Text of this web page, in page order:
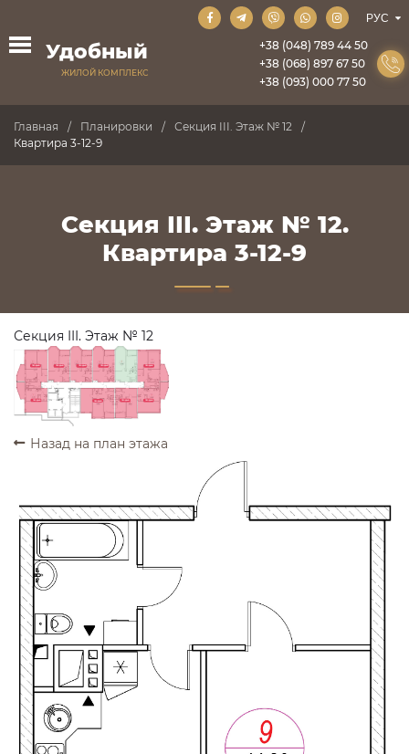
Удобный
ЖИЛОЙ КОМПЛЕКС
+38 (048) 789 44 50
+38 (068) 897 67 50
+38 (093) 000 77 50
Главная Планировки
Секция III. Этаж № 12
Квартира 3-12-9
Секция III. Этаж № 12.
Квартира 3-12-9
Секция III. Этаж № 12
ПРОДАНО
ПРОДАНО ПРОДАНО ПРОДАНО ПРОДАНО ПРОДАНО
ПРОДАНО
ПРОДАНО
ПРОДАНО
Назад на план этажа